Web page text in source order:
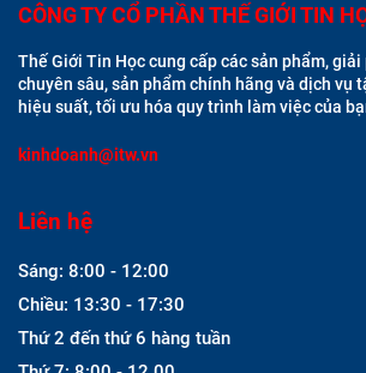
CÔNG TY CỔ PHẦN THẾ GIỚI TIN
Thế Giới Tin Học cung cấp các sản phẩm, giải
chuyên sâu, sản phẩm chính hãng và dịch vụ
hiệu suất, tối ưu hóa quy trình làm việc của
kinhdoanh@itw.vn
Liên hệ
Sáng: 8:00 - 12:00
Chiều: 13:30 - 17:30
Thứ 2 đến thứ 6 hàng tuần